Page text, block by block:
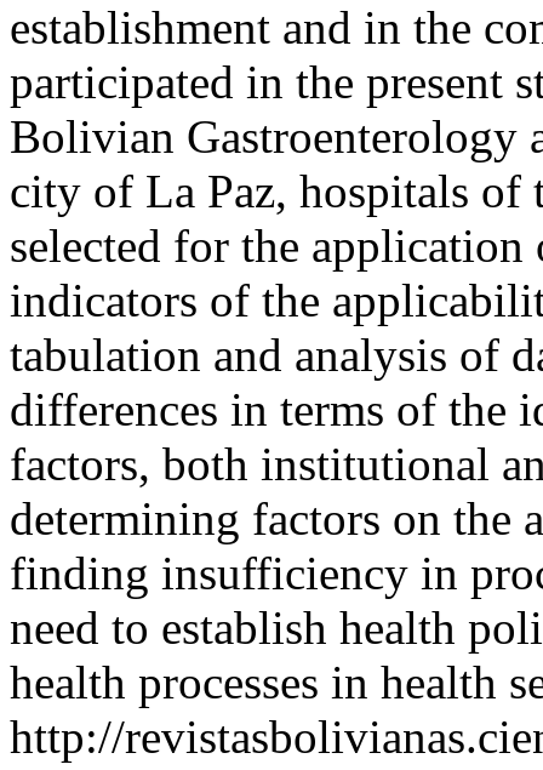
establishment and in the
participated in the present
Bolivian Gastroenterology
city of La Paz, hospitals
selected for the
indicators of the
tabulation and analysis of
differences in terms of the
factors, both institutional
determining factors on
finding insufficiency in
need to establish health
health processes in health
http://